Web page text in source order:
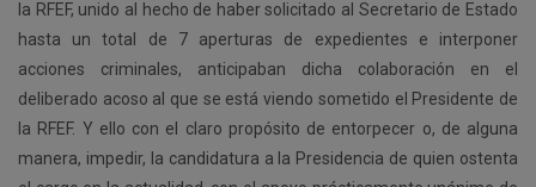
la RFEF, unido al hecho de haber solicitado al Secretario de Estado
hasta un total de 7 aperturas de expedientes e interponer
acciones criminales, anticipaban dicha colaboración en el
deliberado acoso al que se está viendo sometido el Presidente de
la RFEF. Y ello con el claro propósito de entorpecer o, de alguna
manera, impedir, la candidatura a la Presidencia de quien ostenta